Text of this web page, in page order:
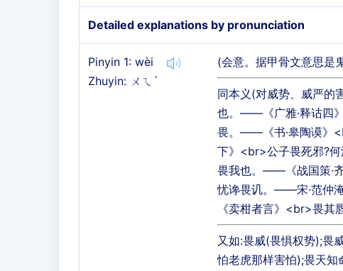
Detailed explanations by pronunciation
Pinyin 1: wèi
Zhuyin: ㄨㄟˋ
(会意。据甲骨文意思是
同本义(对威势、威严
也。——《广雅·释诂四
畏。——《书·皋陶谟》
下》<br>公子畏死邪?
畏我也。——《战国策·
忧谗畏讥。——宋·范仲
《卖柑者言》<br>畏其
又如:畏威(畏惧权势);畏
怕老虎那样害怕);畏天知